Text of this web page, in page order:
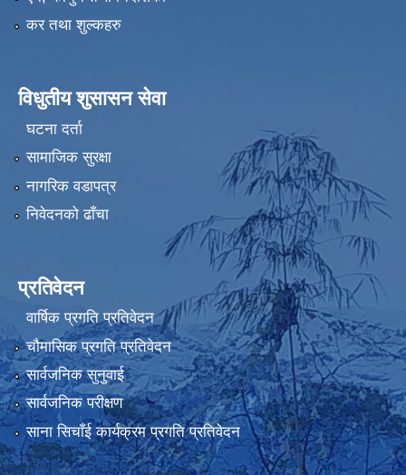
कर तथा शुल्कहरु
विधुतीय शुसासन सेवा
घटना दर्ता
सामाजिक सुरक्षा
नागरिक वडापत्र
निवेदनको ढाँचा
प्रतिवेदन
वार्षिक प्रगति प्रतिवेदन
चौमासिक प्रगति प्रतिवेदन
सार्वजनिक सुनुवाई
सार्वजनिक परीक्षण
साना सिचाँई कार्यक्रम प्रगति प्रतिवेदन